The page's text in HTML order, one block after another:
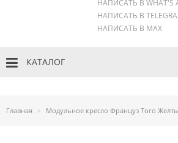
НАПИСАТЬ В WHAT'S
НАПИСАТЬ В
НАПИСАТЬ В MAX
КАТАЛОГ
Главная Модульное кресло Француз Того